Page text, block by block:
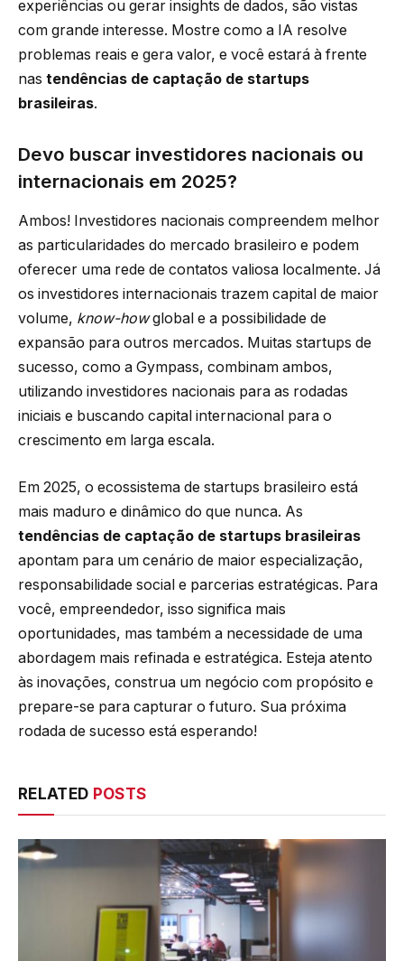
experiências ou gerar insights de dados, são vistas
com grande interesse. Mostre como a IA resolve
problemas reais e gera valor, e você estará à frente
nas tendências de captação de startups
brasileiras.
Devo buscar investidores nacionais ou
internacionais em 2025?
Ambos! Investidores nacionais compreendem melhor
as particularidades do mercado brasileiro e podem
oferecer uma rede de contatos valiosa localmente. Já
os investidores internacionais trazem capital de maior
volume, know-howglobal e a possibilidade de
expansão para outros mercados. Muitas startups de
sucesso, como a Gympass, combinam ambos,
utilizando investidores nacionais para as rodadas
iniciais e buscando capital internacional para o
crescimento em larga escala.
Em 2025, o ecossistema de startups brasileiro está
mais maduro e dinâmico do que nunca. As
tendências de captação de startups brasileiras
apontam para um cenário de maior especialização,
responsabilidade social e parcerias estratégicas. Para
você, empreendedor, isso significa mais
oportunidades, mas também a necessidade de uma
abordagem mais refinada e estratégica. Esteja atento
às inovações, construa um negócio com propósito e
prepare-se para capturar o futuro. Sua próxima
rodada de sucesso está esperando!
RELATED POSTS